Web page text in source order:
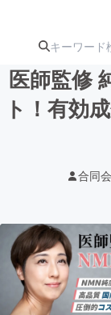
テク
映像
医師監修
ト！有効
合同